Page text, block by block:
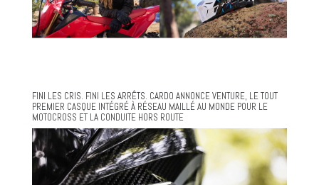
FINI LES CRIS. FINI LES ARRÊTS. CARDO ANNONCE VENTURE, LE TOUT
PREMIER CASQUE INTÉGRÉ À RÉSEAU MAILLÉ AU MONDE POUR LE
MOTOCROSS ET LA CONDUITE HORS ROUTE